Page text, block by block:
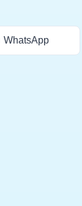
WhatsApp